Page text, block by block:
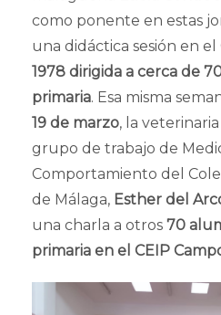
como ponente en estas
una didáctica sesión en el
1978 dirigida a cerca de
primaria. Esa misma
19 de marzo, la
grupo de trabajo de
Comportamiento del
de Málaga, Esther del
una charla a otros 70
primaria en el CEIP